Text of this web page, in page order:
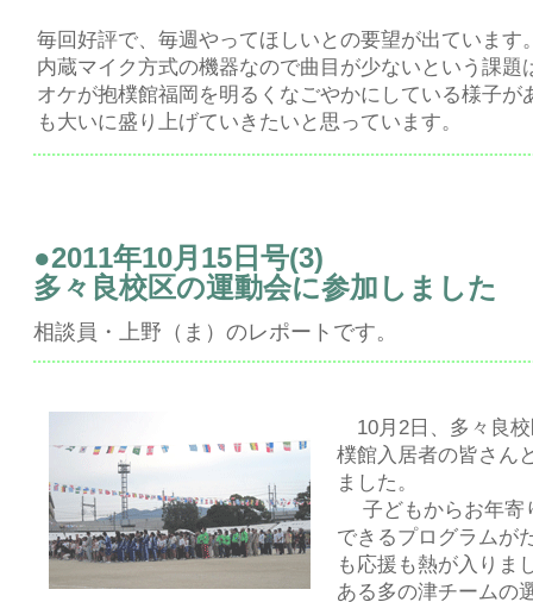
毎回好評で、毎週やってほしいとの要望が出ています
内蔵マイク方式の機器なので曲目が少ないという課題
オケが抱樸館福岡を明るくなごやかにしている様子が
も大いに盛り上げていきたいと思っています。
●2011年10月15日号(3)
多々良校区の運動会に参加しました
相談員・上野（ま）のレポートです。
10月2日、多々良
樸館入居者の皆さん
まし
子どもからお年寄
できるプログラムが
も応援も熱が入りま
ある多の津チームの